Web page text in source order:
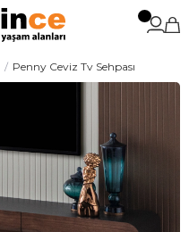
Penny Ceviz Tv Sehpası